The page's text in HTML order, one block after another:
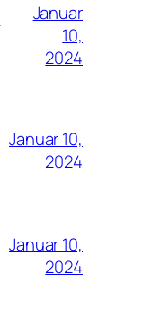
Januar
10,
2024
Januar 10,
2024
Januar 10,
2024